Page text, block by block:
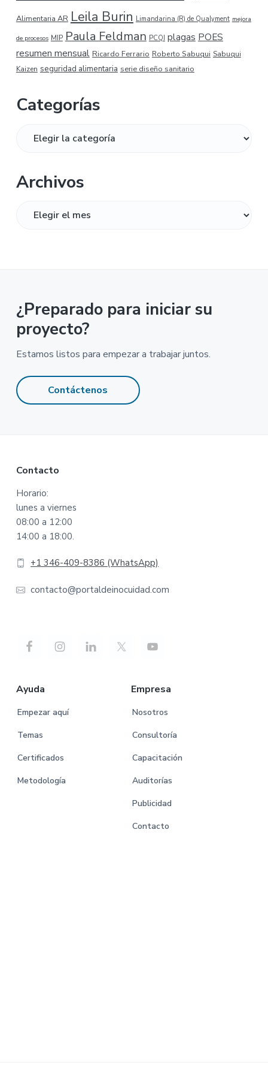
Alimentaria AR Leila Burin Limandarina (R) de Qualyment mejora
de procesos MIP Paula Feldman PCQI plagas POES
resumen mensual Ricardo Ferrario Roberto Sabuqui Sabuqui
Kaizen seguridad alimentaria serie diseño sanitario
Categorías
Archivos
¿Preparado para iniciar su
proyecto?
Estamos listos para empezar a trabajar juntos.
Contáctenos
Footer
Contacto
Horario:
lunes a viernes
08:00 a 12:00
14:00 a 18:00.
+1 346-409-8386 (WhatsApp)
contacto@portaldeinocuidad.com
Ayuda
Empezar aquí
Temas
Certificados
Metodología
Empresa
Nosotros
Consultoría
Capacitación
Auditorías
Publicidad
Contacto